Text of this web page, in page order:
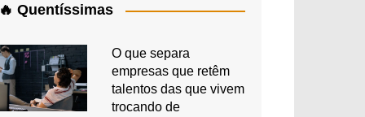
Quentíssimas
O que separa
empresas que retêm
talentos das que vivem
trocando de